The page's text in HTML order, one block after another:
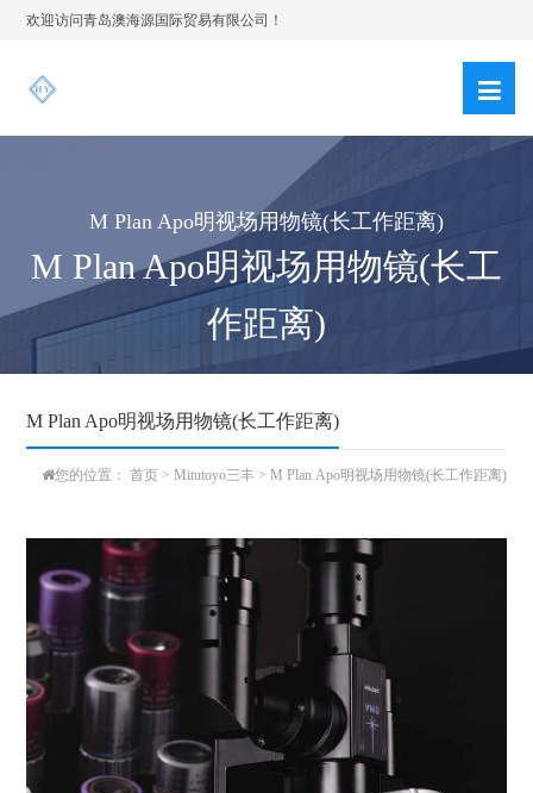
欢迎访问青岛澳海源国际贸易有限公司！
M Plan Apo明视场用物镜(长工作距离)
M Plan Apo明视场用物镜(长工
作距离)
M Plan Apo明视场用物镜(长工作距离)
您的位置： 首页> Mitutoyo三丰> M Plan Apo明视场用物镜(长工作距离)